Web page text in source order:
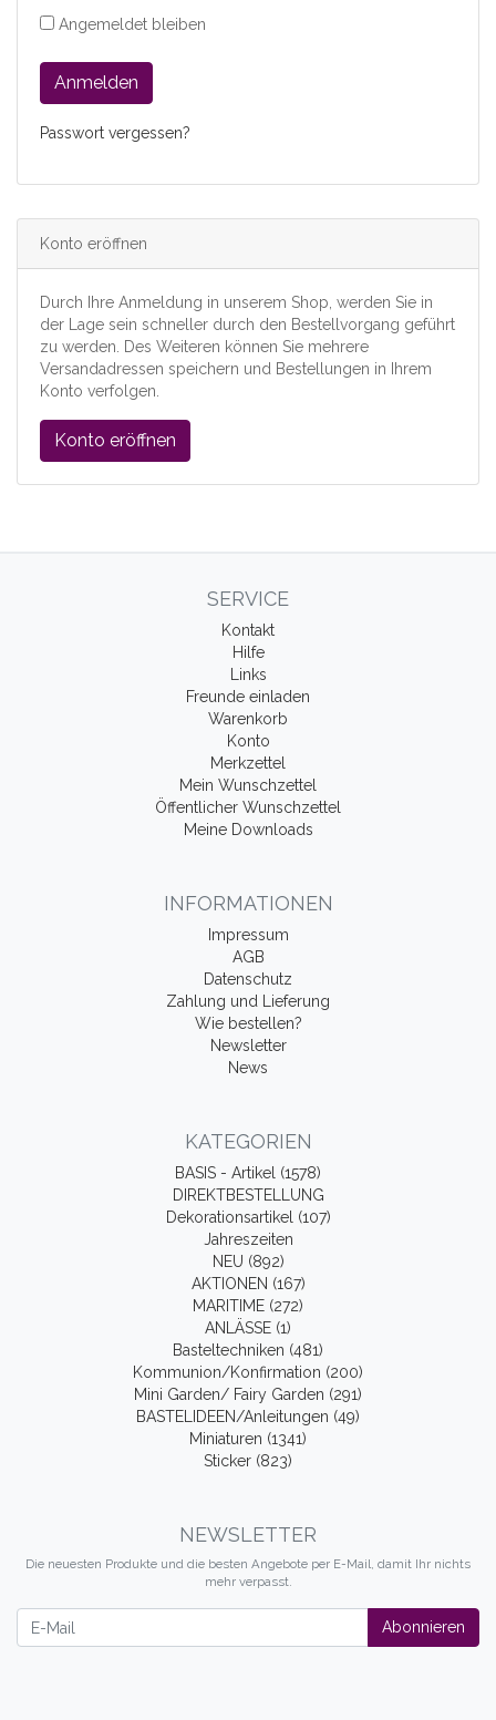
Angemeldet bleiben
Anmelden
Passwort vergessen?
Konto eröffnen
Durch Ihre Anmeldung in unserem Shop, werden Sie in
der Lage sein schneller durch den Bestellvorgang geführt
zu werden. Des Weiteren können Sie mehrere
Versandadressen speichern und Bestellungen in Ihrem
Konto verfolgen.
Konto eröffnen
SERVICE
Kontakt
Hilfe
Links
Freunde einladen
Warenkorb
Konto
Merkzettel
Mein Wunschzettel
Öffentlicher Wunschzettel
Meine Downloads
INFORMATIONEN
Impressum
AGB
Datenschutz
Zahlung und Lieferung
Wie bestellen?
Newsletter
News
KATEGORIEN
BASIS - Artikel (1578)
DIREKTBESTELLUNG
Dekorationsartikel (107)
Jahreszeiten
NEU (892)
AKTIONEN (167)
MARITIME (272)
ANLÄSSE (1)
Basteltechniken (481)
Kommunion/Konfirmation (200)
Mini Garden/ Fairy Garden (291)
BASTELIDEEN/Anleitungen (49)
Miniaturen (1341)
Sticker (823)
NEWSLETTER
Die neuesten Produkte und die besten Angebote per E-Mail, damit Ihr nichts
mehr verpasst.
Abonnieren